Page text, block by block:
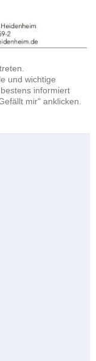
und wichtige
informiert
mir" anklicken.